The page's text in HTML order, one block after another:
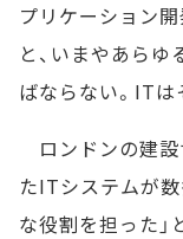
プリケーション開
と、いまやあら
ばならない。ITは
ロンドンの建設
たITシステムが
な役割を担った」